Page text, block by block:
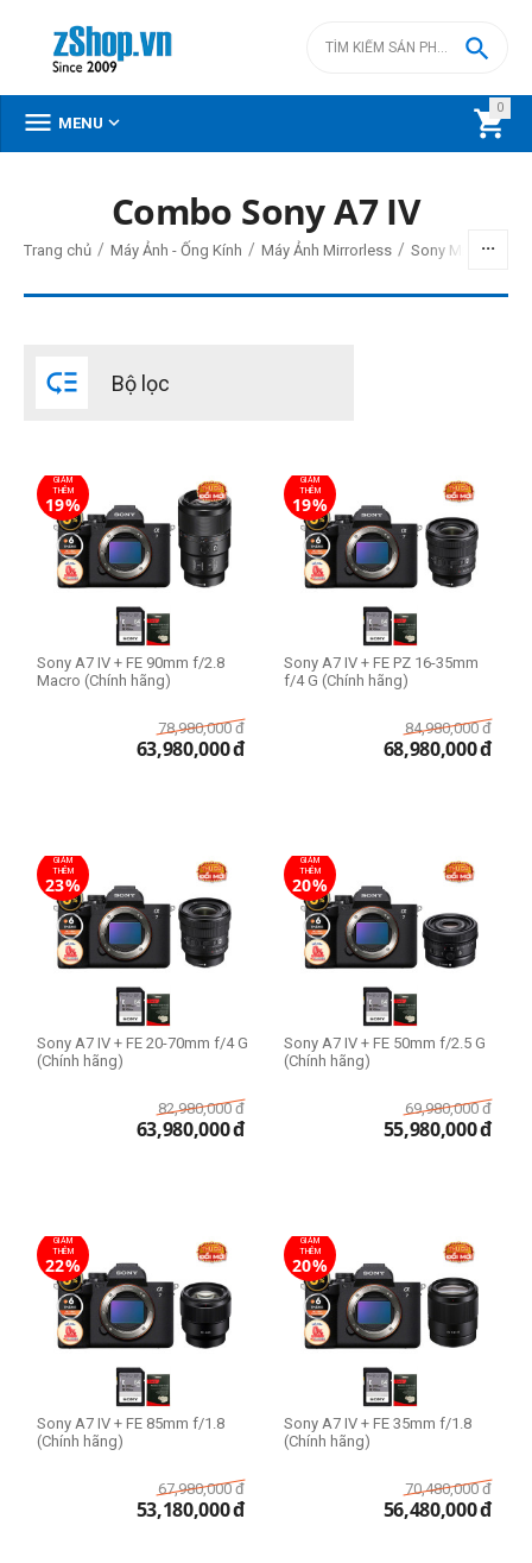
0


 MENU 
Bán chuyên
Combo Sony A7 IV
Trang chủ / Máy Ảnh - Ống Kính / Máy Ảnh Mirrorless / Sony Mirrorless
 Bộ lọc
GIẢM
THÊM
19%
Sony A7 IV + FE 90mm f/2.8
Macro (Chính hãng)
78,980,000 đ
63,980,000đ
GIẢM
THÊM
19%
Sony A7 IV + FE PZ 16-35mm
f/4 G (Chính hãng)
84,980,000 đ
68,980,000đ
GIẢM
THÊM
23%
Sony A7 IV + FE 20-70mm f/4 G
(Chính hãng)
82,980,000 đ
63,980,000đ
GIẢM
THÊM
20%
Sony A7 IV + FE 50mm f/2.5 G
(Chính hãng)
69,980,000 đ
55,980,000đ
GIẢM
THÊM
22%
Sony A7 IV + FE 85mm f/1.8
(Chính hãng)
67,980,000 đ
53,180,000đ
GIẢM
THÊM
20%
Sony A7 IV + FE 35mm f/1.8
(Chính hãng)
70,480,000 đ
56,480,000đ